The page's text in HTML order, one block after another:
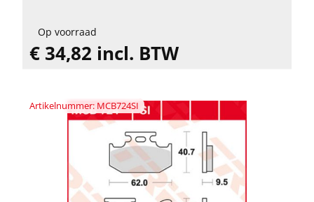
Op voorraad
€ 34,82 incl. BTW
Artikelnummer: MCB724SI